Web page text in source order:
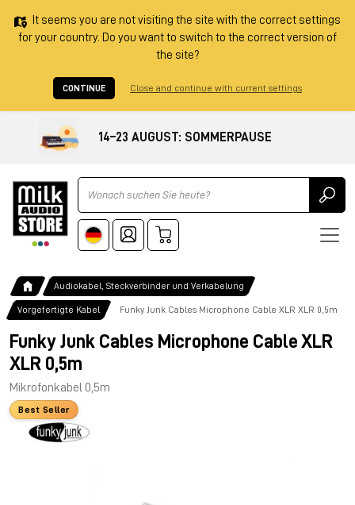
It seems you are not visiting the site with the correct settings
for your country. Do you want to switch to the correct version of
the site?
CONTINUE Close and continue with current settings
14–23 AUGUST: SOMMERPAUSE
Ricerca
Audiokabel, Steckverbinder und Verkabelung
Vorgefertigte Kabel Funky Junk Cables Microphone Cable XLR XLR 0,5m
Funky Junk Cables Microphone Cable XLR
XLR 0,5m
Mikrofonkabel 0,5m
Best Seller